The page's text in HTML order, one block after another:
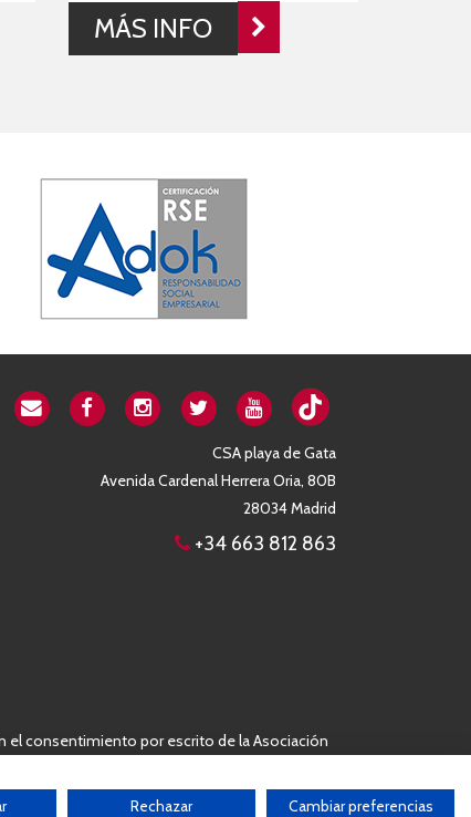
MÁS INFO
CSA playa de Gata
Avenida Cardenal Herrera Oria, 80B
28034 Madrid
+34 663 812 863
el consentimiento por escrito de la Asociación
Rechazar Cambiar preferencias